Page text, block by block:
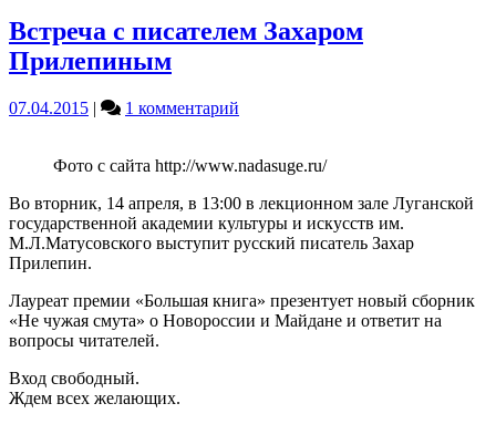
Встреча с писателем Захаром
Прилепиным
07.04.2015 | 1 комментарий
с
Захаром
Прилепиным
Фото с сайта http://www.nadasuge.ru/
Во вторник, 14 апреля, в 13:00 в лекционном зале Луганской
государственной академии культуры и искусств им.
М.Л.Матусовского выступит русский писатель Захар
Прилепин.
Лауреат премии «Большая книга» презентует новый сборник
«Не чужая смута» о Новороссии и Майдане и ответит на
вопросы читателей.
Вход свободный.
Ждем всех желающих.